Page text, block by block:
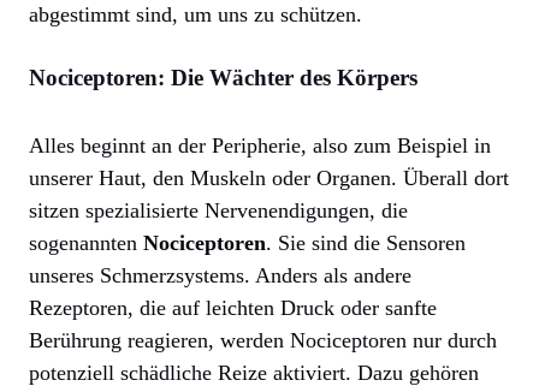
abgestimmt sind, um uns zu schützen.
Nociceptoren: Die Wächter des Körpers
Alles beginnt an der Peripherie, also zum Beispiel in
unserer Haut, den Muskeln oder Organen. Überall dort
sitzen spezialisierte Nervenendigungen, die
sogenannten Nociceptoren. Sie sind die Sensoren
unseres Schmerzsystems. Anders als andere
Rezeptoren, die auf leichten Druck oder sanfte
Berührung reagieren, werden Nociceptoren nur durch
potenziell schädliche Reize aktiviert. Dazu gehören